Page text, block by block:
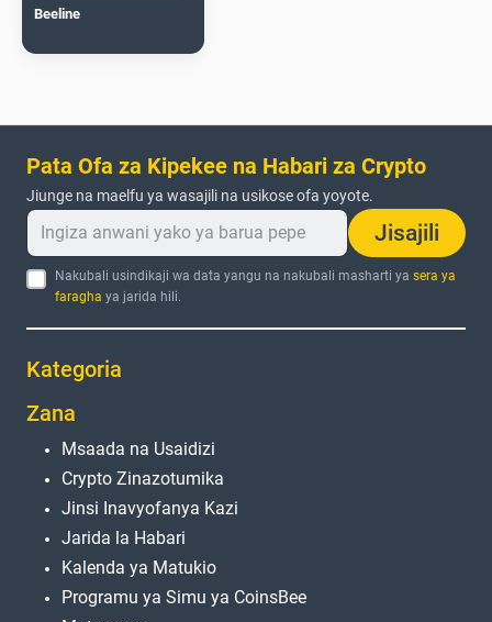
Beeline
Pata Ofa za Kipekee na Habari za Crypto
Jiunge na maelfu ya wasajili na usikose ofa yoyote.
Jisajili
Nakubali usindikaji wa data yangu na nakubali masharti yasera ya
faragha ya jarida hili.
Kategoria
Zana
Msaada na Usaidizi
Crypto Zinazotumika
Jinsi Inavyofanya Kazi
Jarida la Habari
Kalenda ya Matukio
Programu ya Simu ya CoinsBee